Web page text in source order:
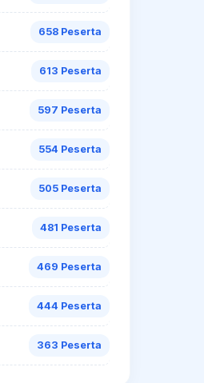
658 Peserta
613 Peserta
597 Peserta
554 Peserta
505 Peserta
481 Peserta
469 Peserta
444 Peserta
363 Peserta